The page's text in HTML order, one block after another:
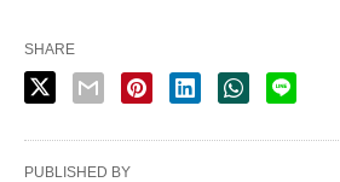
SHARE
PUBLISHED BY